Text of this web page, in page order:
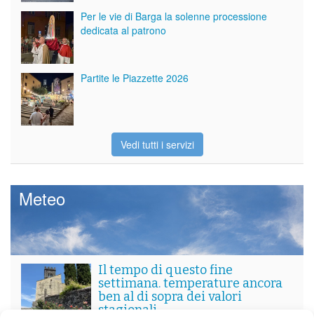
Per le vie di Barga la solenne processione
dedicata al patrono
Partite le Piazzette 2026
Vedi tutti i servizi
Meteo
Il tempo di questo fine
settimana. temperature ancora
ben al di sopra dei valori
stagionali